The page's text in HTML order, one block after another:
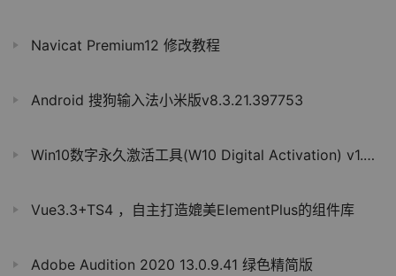
Navicat Premium12 修改教程
Android 搜狗输入法小米版v8.3.21.397753
Win10数字永久激活工具(W10 Digital Activation) v1.5.5.5 汉化版
Vue3.3+TS4 ，自主打造媲美ElementPlus的组件库
Adobe Audition 2020 13.0.9.41 绿色精简版